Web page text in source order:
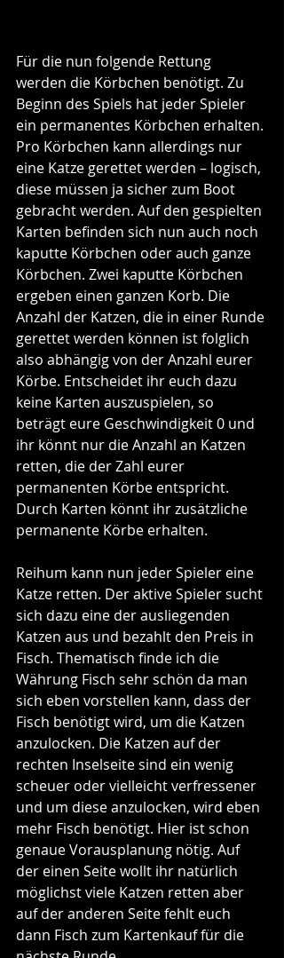
Für die nun folgende Rettung
werden die Körbchen benötigt. Zu
Beginn des Spiels hat jeder Spieler
ein permanentes Körbchen erhalten.
Pro Körbchen kann allerdings nur
eine Katze gerettet werden – logisch,
diese müssen ja sicher zum Boot
gebracht werden. Auf den gespielten
Karten befinden sich nun auch noch
kaputte Körbchen oder auch ganze
Körbchen. Zwei kaputte Körbchen
ergeben einen ganzen Korb. Die
Anzahl der Katzen, die in einer Runde
gerettet werden können ist folglich
also abhängig von der Anzahl eurer
Körbe. Entscheidet ihr euch dazu
keine Karten auszuspielen, so
beträgt eure Geschwindigkeit 0 und
ihr könnt nur die Anzahl an Katzen
retten, die der Zahl eurer
permanenten Körbe entspricht.
Durch Karten könnt ihr zusätzliche
permanente Körbe erhalten.
Reihum kann nun jeder Spieler eine
Katze retten. Der aktive Spieler sucht
sich dazu eine der ausliegenden
Katzen aus und bezahlt den Preis in
Fisch. Thematisch finde ich die
Währung Fisch sehr schön da man
sich eben vorstellen kann, dass der
Fisch benötigt wird, um die Katzen
anzulocken. Die Katzen auf der
rechten Inselseite sind ein wenig
scheuer oder vielleicht verfressener
und um diese anzulocken, wird eben
mehr Fisch benötigt. Hier ist schon
genaue Vorausplanung nötig. Auf
der einen Seite wollt ihr natürlich
möglichst viele Katzen retten aber
auf der anderen Seite fehlt euch
dann Fisch zum Kartenkauf für die